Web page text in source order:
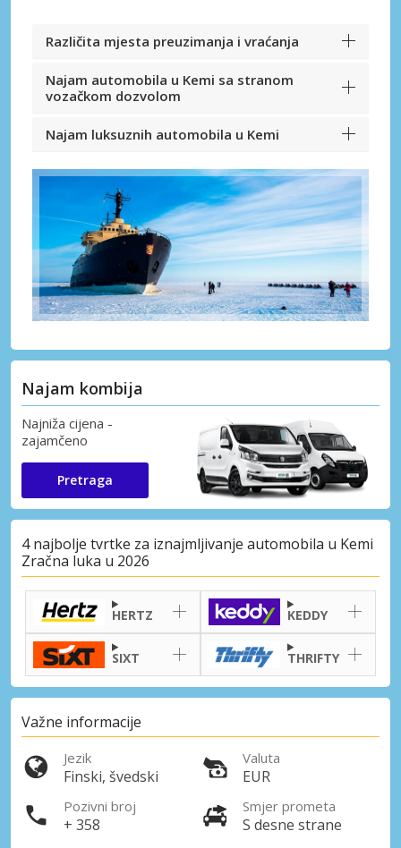
Različita mjesta preuzimanja i vraćanja
Najam automobila u Kemi sa stranom
vozačkom dozvolom
Najam luksuznih automobila u Kemi
Najam kombija
Najniža cijena -
zajamčeno
Pretraga
4 najbolje tvrtke za iznajmljivanje automobila u Kemi
Zračna luka u 2026
HERTZ KEDDY
SIXT THRIFTY
Važne informacije
Jezik
Finski, švedski
Valuta
EUR
Pozivni broj
+ 358
Smjer prometa
S desne strane